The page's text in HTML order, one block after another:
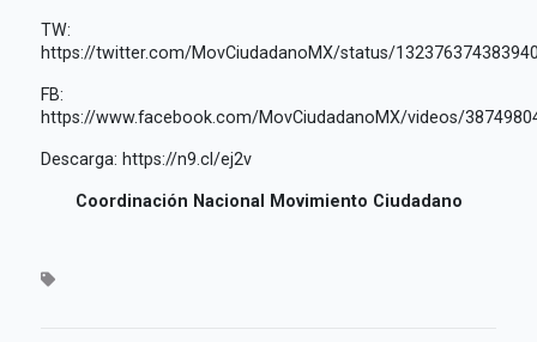
TW:
https://twitter.com/MovCiudadanoMX/status/
FB:
https://www.facebook.com/MovCiudadanoMX/videos/
Descarga: https://n9.cl/ej2v
Coordinación Nacional Movimiento Ciudadano